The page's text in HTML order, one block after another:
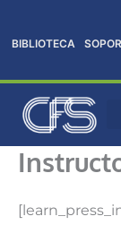
al
contenido
BIBLIOTECA